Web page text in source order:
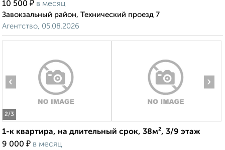
10 500 ₽ в месяц
Завокзальный район, Технический проезд 7
Агентство, 05.08.2026
2/3
‹ ›
1-к квартира, на длительный срок, 38м², 3/9 этаж
9 000 ₽ в месяц